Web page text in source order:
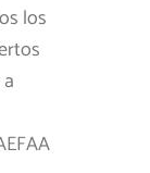
los